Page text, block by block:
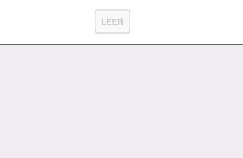
LEER